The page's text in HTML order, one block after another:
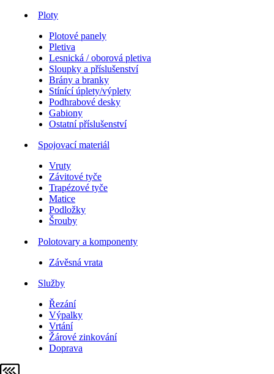
Ploty
Plotové panely
Pletiva
Lesnická / oborová pletiva
Sloupky a příslušenství
Brány a branky
Stínící úplety/výplety
Podhrabové desky
Gabiony
Ostatní příslušenství
Spojovací materiál
Vruty
Závitové tyče
Trapézové tyče
Matice
Podložky
Šrouby
Polotovary a komponenty
Závěsná vrata
Služby
Řezání
Výpalky
Vrtání
Žárové zinkování
Doprava